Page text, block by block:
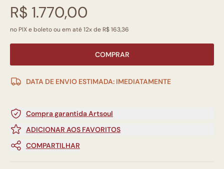
R$ 1.770,00
no PIX e boleto ou em até 12x de R$ 163,36
COMPRAR
DATA DE ENVIO ESTIMADA: IMEDIATAMENTE
Compra garantida Artsoul
ADICIONAR AOS FAVORITOS
COMPARTILHAR